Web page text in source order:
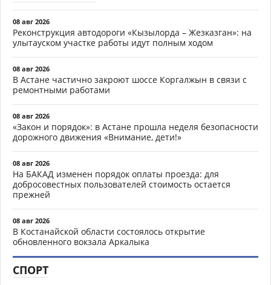
08 авг 2026
Реконструкция автодороги «Кызылорда – Жезказган»: на
улытауском участке работы идут полным ходом
08 авг 2026
В Астане частично закроют шоссе Коргалжын в связи с
ремонтными работами
08 авг 2026
«Закон и порядок»: в Астане прошла неделя безопасности
дорожного движения «Внимание, дети!»
08 авг 2026
На БАКАД изменен порядок оплаты проезда: для
добросовестных пользователей стоимость остается
прежней
08 авг 2026
В Костанайской области состоялось открытие
обновленного вокзала Аркалыка
СПОРТ